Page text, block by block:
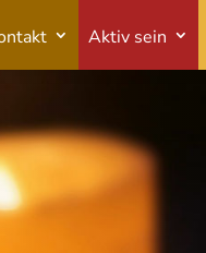
Aktiv sein
Aktiv sein